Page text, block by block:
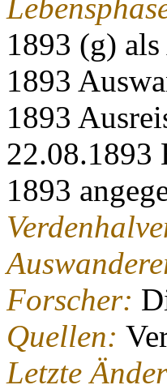
1893 (g)
1893
1893
22.08.1893
1893
Forscher:
Quellen:
Letzte